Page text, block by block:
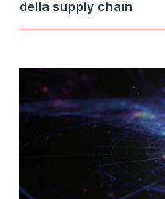
della supply chain